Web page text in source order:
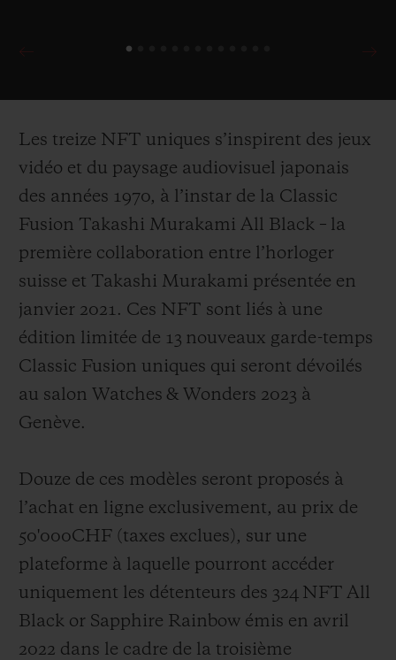
Les treize NFT uniques s’inspirent des jeux
vidéo et du paysage audiovisuel japonais
des années 1970, à l’instar de la Classic
Fusion Takashi Murakami All Black – la
première collaboration entre l’horloger
suisse et Takashi Murakami présentée en
janvier 2021. Ces NFT sont liés à une
édition limitée de 13 nouveaux garde-temps
Classic Fusion uniques qui seront dévoilés
au salon Watches & Wonders 2023 à
Genève.
Douze de ces modèles seront proposés à
l’achat en ligne exclusivement, au prix de
50'000CHF (taxes exclues), sur une
plateforme à laquelle pourront accéder
uniquement les détenteurs des 324 NFT All
Black or Sapphire Rainbow émis en avril
2022 dans le cadre de la troisième